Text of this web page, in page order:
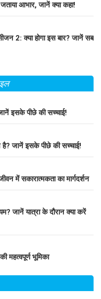
आभार, जानें क्या कहा!
2: क्या होगा इस बार? जानें सब
इसके पीछे की सच्चाई!
है? जानें इसके पीछे की सच्चाई!
में सकारात्मकता का मार्गदर्शन
जानें यात्रा के दौरान क्या करें
महत्वपूर्ण भूमिका